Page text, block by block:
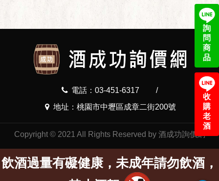
詢
問
商
品
收
購
老
酒
電話：03-451-6317
/
地址：桃園市中壢區成章二街200號
Copyright © 2021 All Rights Reserved by 酒成功詢價網
飲酒過量有礙健康，未成年請勿飲酒，